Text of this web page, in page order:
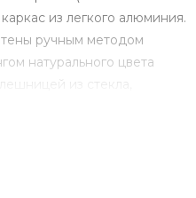
из легкого алюминия.
ручным методом
натурального цвета
из стекла,
Кресла оснащены